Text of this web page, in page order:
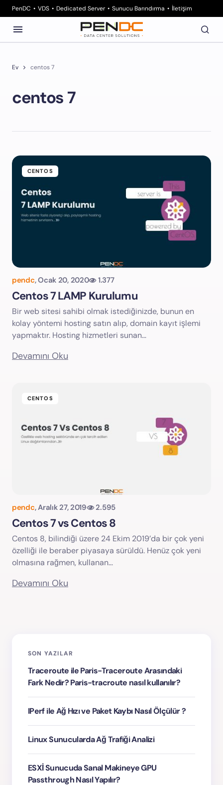
PenDC VDS Dedicated Server Sunucu Barındırma İletişim
Ev centos 7
centos 7
CENTOS
pendc, Ocak 20, 2020 1.377
Centos 7 LAMP Kurulumu
Bir web sitesi sahibi olmak istediğinizde, bunun en
kolay yöntemi hosting satın alıp, domain kayıt işlemi
yapmaktır. Hosting hizmetleri sunan…
Devamını Oku
CENTOS
pendc, Aralık 27, 2019 2.595
Centos 7 vs Centos 8
Centos 8, bilindiği üzere 24 Ekim 2019’da bir çok yeni
özelliği ile beraber piyasaya sürüldü. Henüz çok yeni
olmasına rağmen, kullanan…
Devamını Oku
SON YAZILAR
Traceroute ile Paris-Traceroute Arasındaki
Fark Nedir? Paris-tracroute nasıl kullanılır?
IPerf ile Ağ Hızı ve Paket Kaybı Nasıl Ölçülür ?
Linux Sunucularda Ağ Trafiği Analizi
ESXİ Sunucuda Sanal Makineye GPU
Passthrough Nasıl Yapılır?